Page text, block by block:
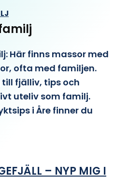
Här finns massor med
ofta med familjen.
fjälliv, tips och
uteliv som familj.
i Åre finner du
– NYP MIG I